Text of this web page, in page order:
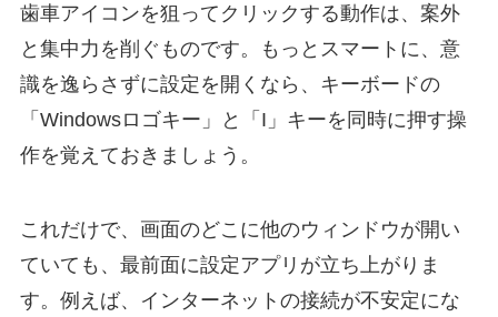
歯車アイコンを狙ってクリックする動作は、案外
と集中力を削ぐものです。もっとスマートに、意
識を逸らさずに設定を開くなら、キーボードの
「Windowsロゴキー」と「I」キーを同時に押す操
作を覚えておきましょう。
これだけで、画面のどこに他のウィンドウが開い
ていても、最前面に設定アプリが立ち上がりま
す。例えば、インターネットの接続が不安定にな